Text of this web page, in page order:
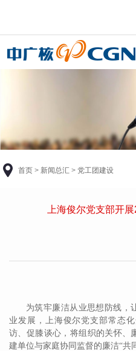
首页 > 新闻总汇 > 党工团建设
上海俊尔党支部开
为筑牢廉洁从业思想防线，
业发展，上海俊尔党支部常态
访、促膝谈心，将组织的关怀、
建单位与家庭协同监督的廉洁“共